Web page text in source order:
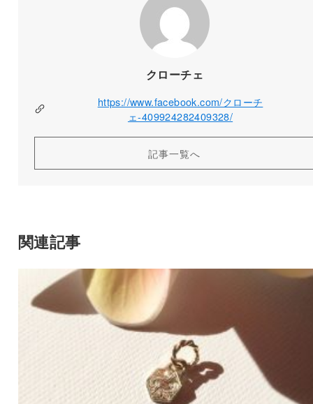
クローチェ
https://www.facebook.com/クローチ
ェ-409924282409328/
記事一覧へ
関連記事